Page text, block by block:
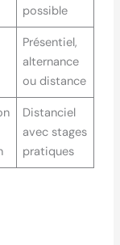
possible
Présentiel,
alternance
ou distance
Distanciel
avec stages
pratiques